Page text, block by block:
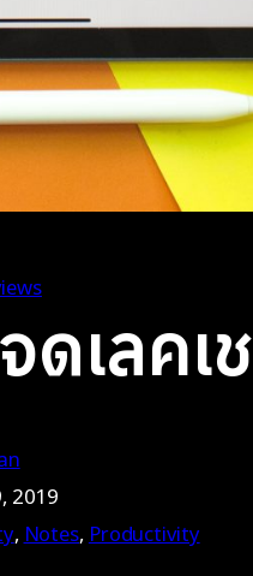
เลคเ
2019
, Notes, Productivity